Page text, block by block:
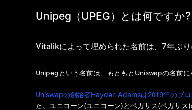
Unipeg（UPEG）とは何ですか?
Vitalikによって埋められた名前は、7年ぶり
Unipegという名前は、もともとUniswapの名前に
Uniswapの創始者Hayden Adamsは2019年のブ
た。ユニコーン(ユニコーン)とペガサス(ペガサ